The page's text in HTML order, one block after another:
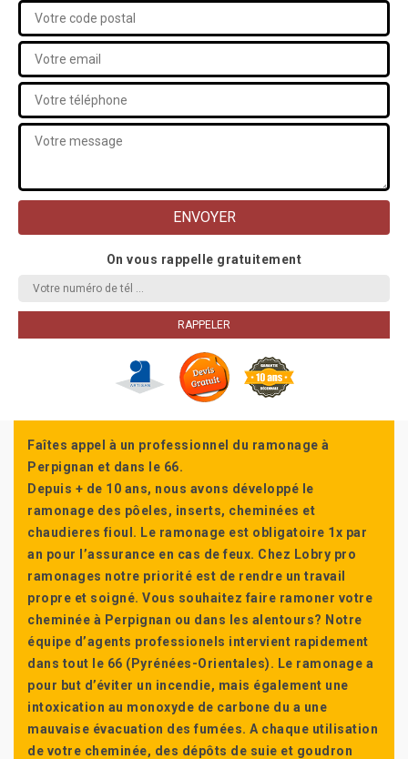
On vous rappelle gratuitement
Faîtes appel à un professionnel du ramonage à
Perpignan et dans le 66.
Depuis + de 10 ans, nous avons développé le
ramonage des pôeles, inserts, cheminées et
chaudieres fioul. Le ramonage est obligatoire 1x par
an pour l’assurance en cas de feux. Chez Lobry pro
ramonages notre priorité est de rendre un travail
propre et soigné. Vous souhaitez faire ramoner votre
cheminée à Perpignan ou dans les alentours? Notre
équipe d’agents professionels intervient rapidement
dans tout le 66 (Pyrénées-Orientales). Le ramonage a
pour but d’éviter un incendie, mais également une
intoxication au monoxyde de carbone du a une
mauvaise évacuation des fumées. A chaque utilisation
de votre cheminée, des dépôts de suie et goudron